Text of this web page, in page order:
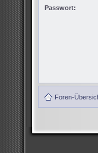
Passwort:
Foren-